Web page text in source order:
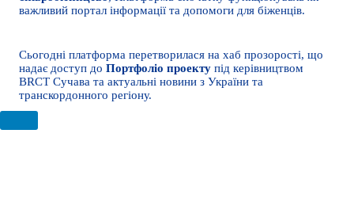
важливий портал інформації та допомоги для біженців.
Сьогодні платформа перетворилася на хаб прозорості, що
надає доступ до Портфоліо проекту під керівництвом
BRCT Сучава та актуальні новини з України та
транскордонного регіону.